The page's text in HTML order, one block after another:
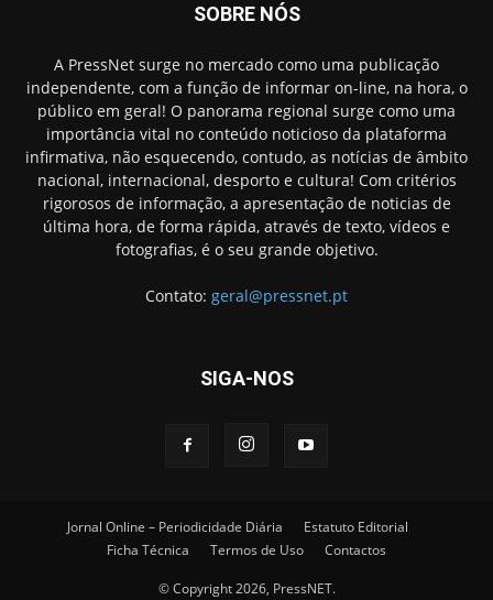
SOBRE NÓS
A PressNet surge no mercado como uma publicação
independente, com a função de informar on-line, na hora, o
público em geral! O panorama regional surge como uma
importância vital no conteúdo noticioso da plataforma
infirmativa, não esquecendo, contudo, as notícias de âmbito
nacional, internacional, desporto e cultura! Com critérios
rigorosos de informação, a apresentação de noticias de
última hora, de forma rápida, através de texto, vídeos e
fotografias, é o seu grande objetivo.
Contato: geral@pressnet.pt
SIGA-NOS
Jornal Online – Periodicidade Diária
Estatuto Editorial
Ficha Técnica
Termos de Uso Contactos
© Copyright 2026, PressNET.